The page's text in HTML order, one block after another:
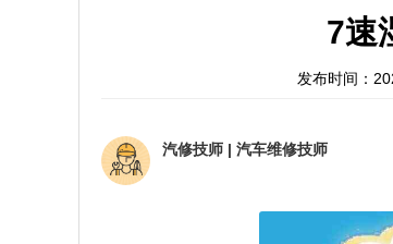
7速
发布时间：
汽修技师 | 汽车维修技师